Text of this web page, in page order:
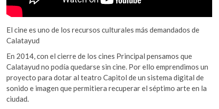
El cine es uno de los recursos culturales más demandados de
Calatayud
En 2014, con el cierre de los cines Principal pensamos que
Calatayud no podía quedarse sin cine. Por ello emprendimos un
proyecto para dotar al teatro Capitol de un sistema digital de
sonido e imagen que permitiera recuperar el séptimo arte en la
ciudad.